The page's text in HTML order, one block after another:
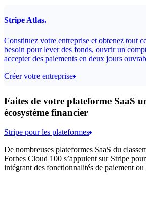
Stripe Atlas.
Constituez votre entreprise et obtenez tout
besoin pour lever des fonds, ouvrir un
accepter des paiements en deux jours
Créer votre entreprise
Faites de votre plateforme SaaS
écosystème financier
Stripe pour les plateformes
De nombreuses plateformes SaaS du
Forbes Cloud 100 s’appuient sur Stripe
intégrant des fonctionnalités de paiement